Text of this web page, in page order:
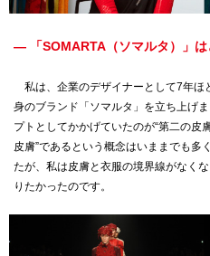
— 「SOMARTA（ソマルタ）」は
私は、企業のデザイナーとして7年ほ
身のブランド「ソマルタ」を立ち上げ
プトとしてかかげていたのが“第二の皮
皮膚”であるという概念はいままでも多
たが、私は皮膚と衣服の境界線がなく
りたかったのです。